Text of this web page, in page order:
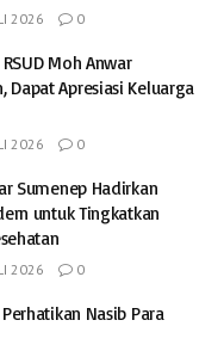
2026 0
Moh Anwar
Dapat Apresiasi Keluarga
2026 0
Sumenep Hadirkan
untuk Tingkatkan
2026 0
Nasib Para